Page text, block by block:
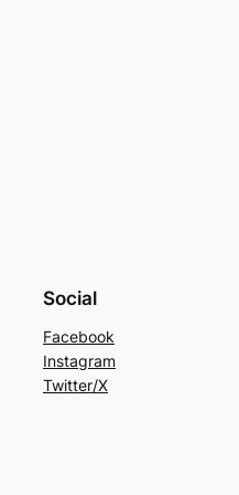
Social
Facebook
Instagram
Twitter/X